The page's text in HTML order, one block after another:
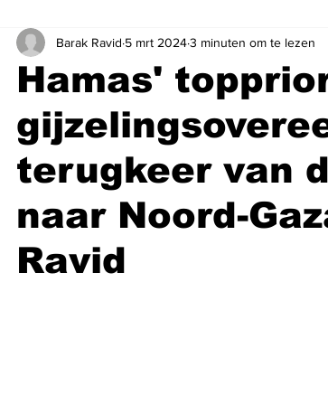
Jodendom en cultuur Podcast
Hamas'
terugkeer van
naar Noord-
Ravid
Barak Ravid 5 mrt 20243 minuten om te lezen